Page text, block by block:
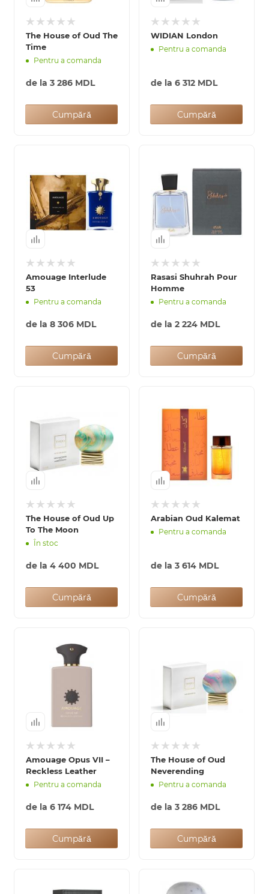
The House of Oud The
Time
Pentru a comanda
de la 3 286 MDL
Cumpără
WIDIAN London
Pentru a comanda
de la 6 312 MDL
Cumpără
Amouage Interlude
53
Pentru a comanda
de la 8 306 MDL
Cumpără
Rasasi Shuhrah Pour
Homme
Pentru a comanda
de la 2 224 MDL
Cumpără
The House of Oud Up
To The Moon
În stoc
de la 4 400 MDL
Cumpără
Arabian Oud Kalemat
Pentru a comanda
de la 3 614 MDL
Cumpără
Amouage Opus VII –
Reckless Leather
Pentru a comanda
de la 6 174 MDL
Cumpără
The House of Oud
Neverending
Pentru a comanda
de la 3 286 MDL
Cumpără